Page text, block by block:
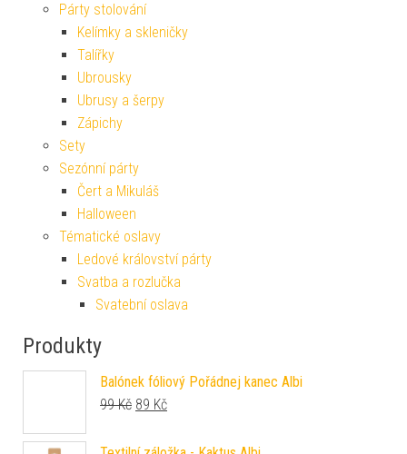
Párty stolování
Kelímky a skleničky
Talířky
Ubrousky
Ubrusy a šerpy
Zápichy
Sety
Sezónní párty
Čert a Mikuláš
Halloween
Tématické oslavy
Ledové království párty
Svatba a rozlučka
Svatební oslava
Produkty
Balónek fóliový Pořádnej kanec Albi
99Kč Původní cena byla: 99 Kč.
89 KčAktuální cena je: 89 Kč.